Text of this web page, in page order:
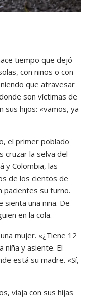
tiempo que dejó
con niños o con
que atravesar
son víctimas de
sus hijos: «vamos, ya
el primer poblado
cruzar la selva del
y Colombia, las
de los cientos de
pacientes su turno.
una niña. De
en la cola.
mujer. «¿Tiene 12
niña y asiente. El
está su madre. «Sí,
viaja con sus hijas